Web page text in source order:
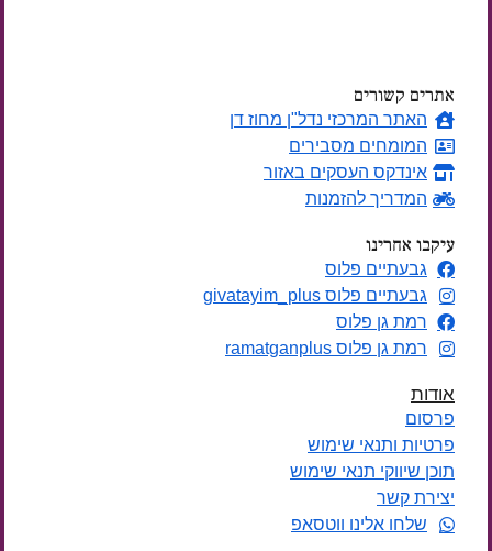
אתרים קשורים
האתר המרכזי נדל"ן מחוז דן
המומחים מסבירים
אינדקס העסקים באזור
המדריך להזמנות
עיקבו אחרינו
גבעתיים פלוס
גבעתיים פלוס givatayim_plus
רמת גן פלוס
רמת גן פלוס ramatganplus
אודות
פרסום
פרטיות ותנאי שימוש
תוכן שיווקי תנאי שימוש
יצירת קשר
שלחו אלינו ווטסאפ